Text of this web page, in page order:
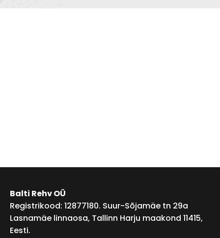
Balti Rehv OÜ
Registrikood: 12877180. Suur-Sõjamäe tn 29a
Lasnamäe linnaosa, Tallinn Harju maakond 11415,
Eesti.